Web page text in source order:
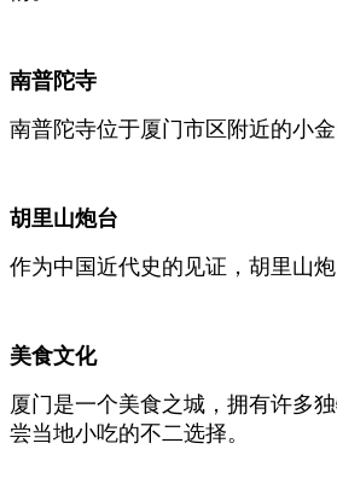
南普陀寺
南普陀寺位于厦门市区附近的小
胡里山炮台
作为中国近代史的见证，胡里山
美食文化
厦门是一个美食之城，拥有许多
尝当地小吃的不二选择。